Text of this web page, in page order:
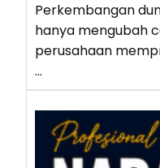
Perkembangan
hanya mengubah
perusahaan
…